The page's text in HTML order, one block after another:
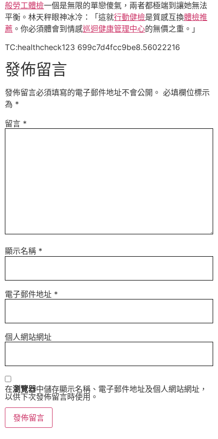
般勞工體檢一個是無限的單戀傻氣，兩者都極端到讓她無法
平衡。林天秤眼神冰冷：「這就行動健檢是質感互換體檢推
薦 。你必須體會到情感巡迴健康管理中心的無價之重。」
TC:healthcheck123 699c7d4fcc9be8.56022216
發佈留言
發佈留言必須填寫的電子郵件地址不會公開。 必填欄位標示
為 *
留言 *
顯示名稱 *
電子郵件地址 *
個人網站網址
在瀏覽器中儲存顯示名稱、電子郵件地址及個人網站網址，
以供下次發佈留言時使用。